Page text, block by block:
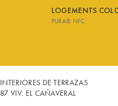
LOGEMENTS
PURA® NFC
INTERIORES DE TERRAZAS
87 VIV. EL CAÑAVERAL